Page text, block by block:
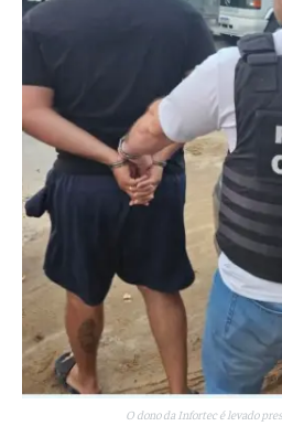
O dono da Infortec é levado